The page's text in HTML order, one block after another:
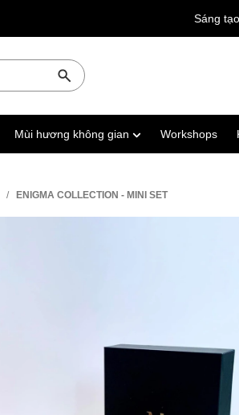
Sáng
Mùi hương không gian Workshops
/ ENIGMA COLLECTION - MINI SET